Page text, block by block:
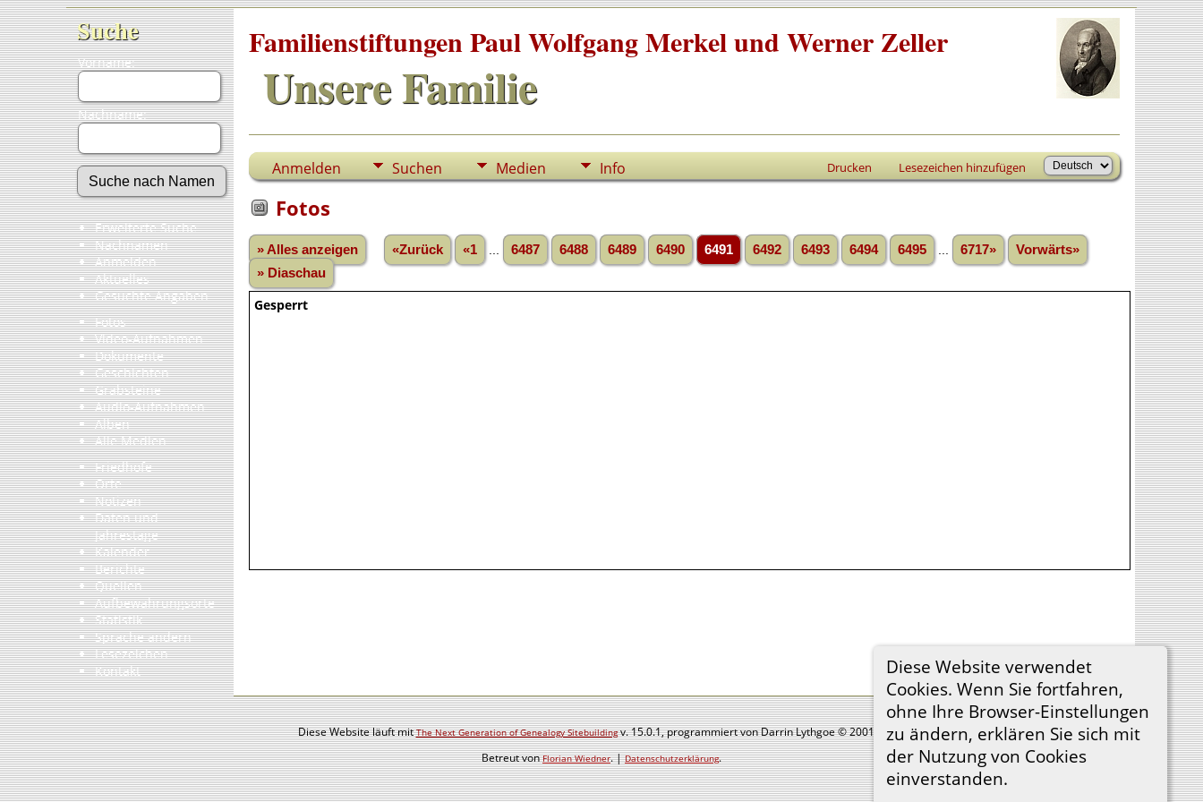
Suche
Vorname:
Nachname:
Erweiterte Suche
Nachnamen
Anmelden
Aktuelles
Gesuchte Angaben
Fotos
Video-Aufnahmen
Dokumente
Geschichten
Grabsteine
Audio-Aufnahmen
Alben
Alle Medien
Friedhöfe
Orte
Notizen
Daten und
Jahrestage
Kalender
Berichte
Quellen
Aufbewahrungsorte
Statistik
Sprache ändern
Lesezeichen
Kontakt
Familienstiftungen Paul Wolfgang Merkel und Werner Zeller
Unsere Familie
Anmelden Suchen Medien Info Drucken Lesezeichen hinzufügen
Diese Website verwendet
Cookies. Wenn Sie fortfahren,
ohne Ihre Browser-Einstellungen
zu ändern, erklären Sie sich mit
der Nutzung von Cookies
einverstanden.
Fotos
» Alles anzeigen «Zurück «1 6487 6488 6489 6490 6491 6492 6493 6494 6495 6717»
Vorwärts»
» Diaschau
Gesperrt
Diese Website läuft mitThe Next Generation of Genealogy Sitebuildingv. 15.0.1, programmiert von Darrin Lythgoe © 2001-2026.
Betreut vonFlorian Wiedner. |Datenschutzerklärung.